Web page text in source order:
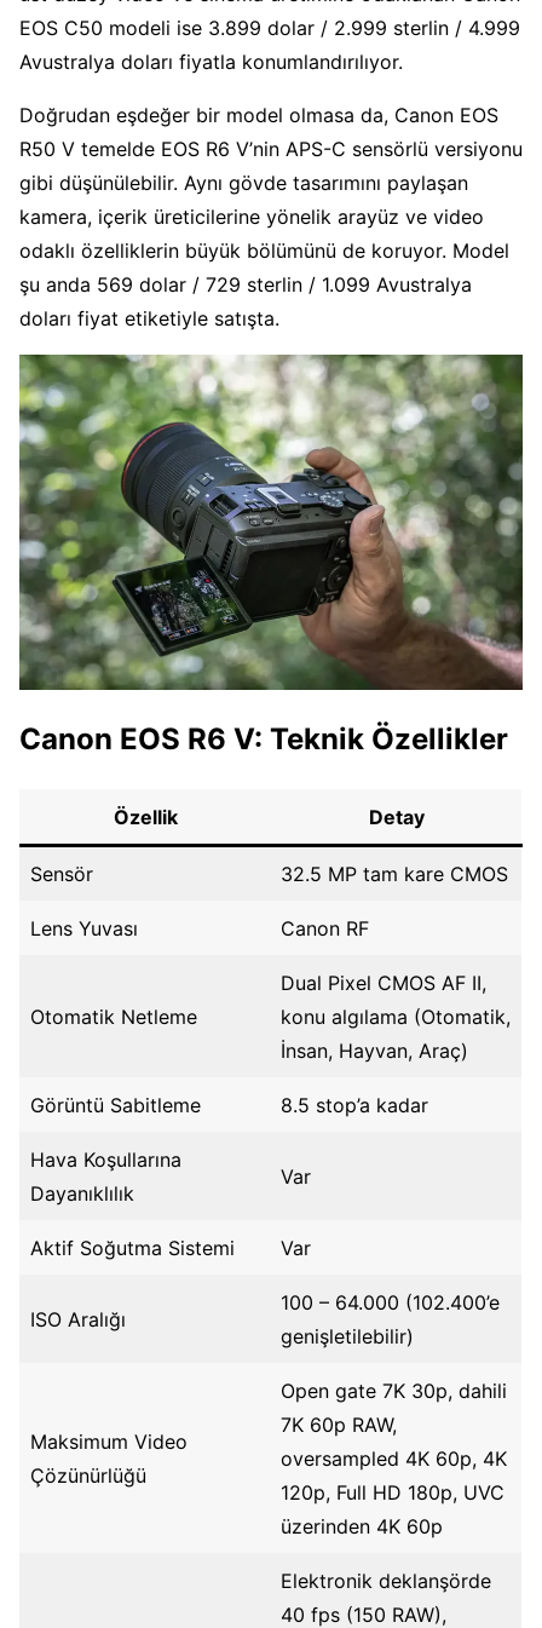
EOS C50 modeli ise 3.899 dolar / 2.999 sterlin / 4.999
Avustralya doları fiyatla konumlandırılıyor.
Doğrudan eşdeğer bir model olmasa da, Canon EOS
R50 V temelde EOS R6 V’nin APS-C sensörlü versiyonu
gibi düşünülebilir. Aynı gövde tasarımını paylaşan
kamera, içerik üreticilerine yönelik arayüz ve video
odaklı özelliklerin büyük bölümünü de koruyor. Model
şu anda 569 dolar / 729 sterlin / 1.099 Avustralya
doları fiyat etiketiyle satışta.
Canon EOS R6 V: Teknik Özellikler
Özellik Detay
Sensör 32.5 MP tam kare CMOS
Lens Yuvası Canon RF
Otomatik Netleme
Dual Pixel CMOS AF II,
konu algılama (Otomatik,
İnsan, Hayvan, Araç)
Görüntü Sabitleme 8.5 stop’a kadar
Hava Koşullarına
Dayanıklılık
Var
Aktif Soğutma Sistemi Var
ISO Aralığı
100 – 64.000 (102.400’e
genişletilebilir)
Maksimum Video
Çözünürlüğü
Open gate 7K 30p, dahili
7K 60p RAW,
oversampled 4K 60p, 4K
120p, Full HD 180p, UVC
üzerinden 4K 60p
Elektronik deklanşörde
40 fps (150 RAW),